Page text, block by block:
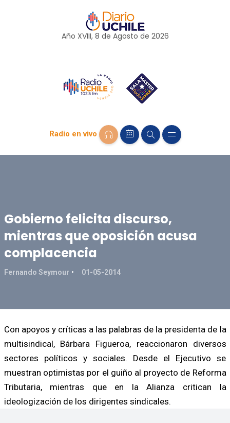
Año XVIII, 8 de Agosto de 2026
Radio en vivo
Gobierno felicita discurso,
mientras que oposición acusa
complacencia
Fernando Seymour 01-05-2014
Con apoyos y críticas a las palabras de la presidenta de la
multisindical, Bárbara Figueroa, reaccionaron diversos
sectores políticos y sociales. Desde el Ejecutivo se
muestran optimistas por el guiño al proyecto de Reforma
Tributaria, mientras que en la Alianza critican la
ideologización de los dirigentes sindicales.